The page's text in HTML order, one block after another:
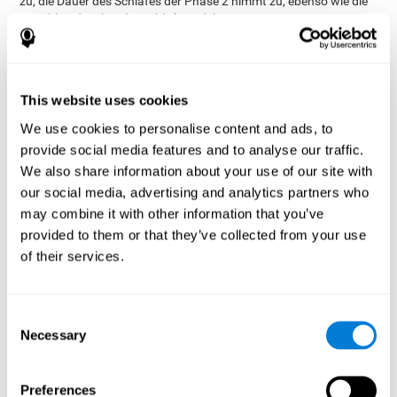
This website uses cookies
We use cookies to personalise content and ads, to
provide social media features and to analyse our traffic.
We also share information about your use of our site with
our social media, advertising and analytics partners who
may combine it with other information that you’ve
provided to them or that they’ve collected from your use
of their services.
Selection
Necessary
Preferences
Anzahl und Dichte der Schlafspindeln.
Wenn man dies berücksichtigt, ist es sinnvoll anzunehmen, dass
Die Schlafqualität zu verbessern.
Den kognitiven Status zu verbessern.
Methode
Studiendesign
Es wurde eine randomisierte kontrollierte Studie über 11 Wochen
durchgeführt. Zu diesem Zweck wurden die
Bewertungsbatterien